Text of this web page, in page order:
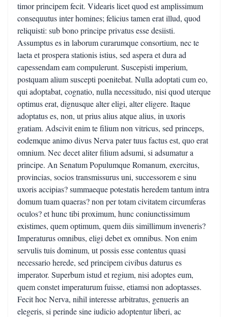
timor principem fecit. Videaris licet quod est amplissimum
consequutus inter homines; felicius tamen erat illud, quod
reliquisti: sub bono principe privatus esse desiisti.
Assumptus es in laborum curarumque consortium, nec te
laeta et prospera stationis istius, sed aspera et dura ad
capessendam eam compulerunt. Suscepisti imperium,
postquam alium suscepti poenitebat. Nulla adoptati cum eo,
qui adoptabat, cognatio, nulla necessitudo, nisi quod uterque
optimus erat, dignusque alter eligi, alter eligere. Itaque
adoptatus es, non, ut prius alius atque alius, in uxoris
gratiam. Adscivit enim te filium non vitricus, sed princeps,
eodemque animo divus Nerva pater tuus factus est, quo erat
omnium. Nec decet aliter filium adsumi, si adsumatur a
principe. An Senatum Populumque Romanum, exercitus,
provincias, socios transmissurus uni, successorem e sinu
uxoris accipias? summaeque potestatis heredem tantum intra
domum tuam quaeras? non per totam civitatem circumferas
oculos? et hunc tibi proximum, hunc coniunctissimum
existimes, quem optimum, quem diis simillimum inveneris?
Imperaturus omnibus, eligi debet ex omnibus. Non enim
servulis tuis dominum, ut possis esse contentus quasi
necessario herede, sed principem civibus daturus es
imperator. Superbum istud et regium, nisi adoptes eum,
quem constet imperaturum fuisse, etiamsi non adoptasses.
Fecit hoc Nerva, nihil interesse arbitratus, genueris an
elegeris, si perinde sine iudicio adoptentur liberi, ac